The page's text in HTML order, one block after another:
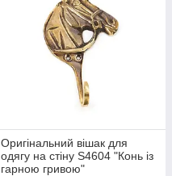
Оригінальний вішак для
одягу на стіну S4604 "Конь із
гарною гривою"